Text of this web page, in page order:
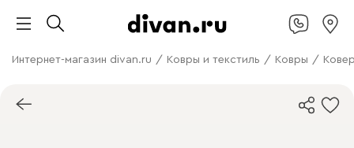
Интернет-магазин divan.ru / Ковры и текстиль / Ковры /